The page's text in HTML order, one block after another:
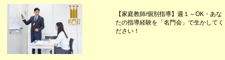
【家庭教師/個別指導】週１～OK・あな
たの指導経験を「名門会」で生かしてく
ださい！